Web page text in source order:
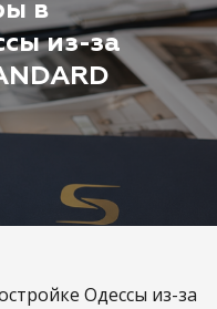
в
из-за
Одессы из-за